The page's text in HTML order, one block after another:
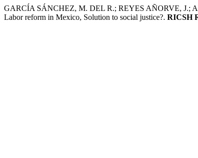
GARCÍA SÁNCHEZ, M. DEL R.; REYES AÑORVE, J.;
Labor reform in Mexico, Solution to social justice?. RICSH